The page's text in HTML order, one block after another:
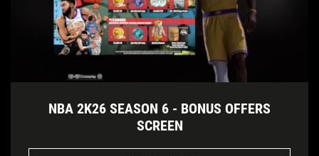
NBA 2K26 SEASON 6 - BONUS OFFERS
SCREEN